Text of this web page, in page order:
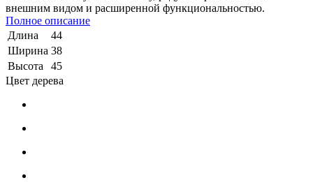
внешним видом и расширенной функциональностью.
Полное описание
Длина
44
Ширина 38
Высота
45
Цвет дерева